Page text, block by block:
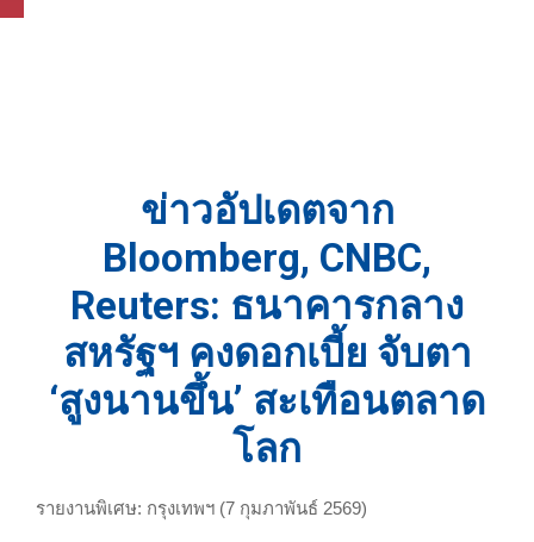
ข่าวอัปเดตจาก
Bloomberg, CNBC,
Reuters: ธนาคารกลาง
สหรัฐฯ คงดอกเบี้ย จับตา
‘สูงนานขึ้น’ สะเทือนตลาด
โลก
รายงานพิเศษ: กรุงเทพฯ (7 กุมภาพันธ์ 2569)